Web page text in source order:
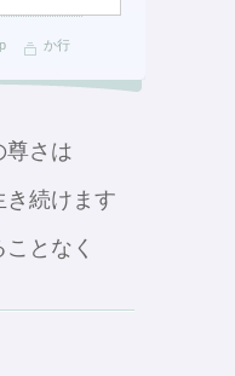
か行
尊さは
き続けます
となく